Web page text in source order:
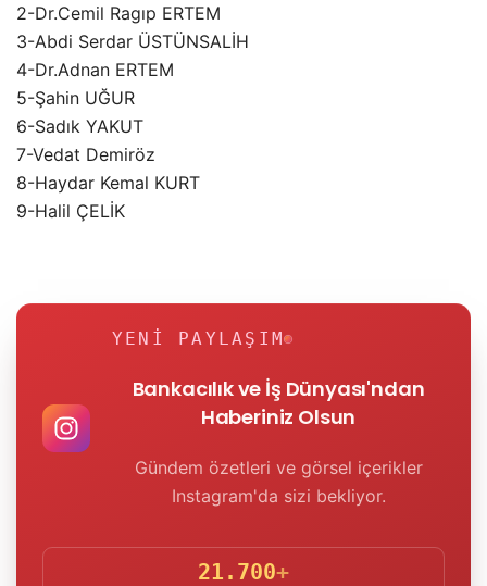
2-Dr.Cemil Ragıp ERTEM
3-Abdi Serdar ÜSTÜNSALİH
4-Dr.Adnan ERTEM
5-Şahin UĞUR
6-Sadık YAKUT
7-Vedat Demiröz
8-Haydar Kemal KURT
9-Halil ÇELİK
YENI PAYLAŞIM
Bankacılık ve İş Dünyası'ndan
Haberiniz Olsun
Gündem özetleri ve görsel içerikler
Instagram'da sizi bekliyor.
21.700+